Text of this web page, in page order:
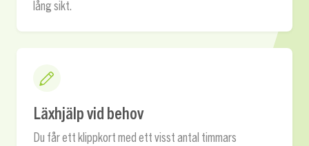
lång sikt.
Läxhjälp vid behov
Du får ett klippkort med ett visst antal timmars